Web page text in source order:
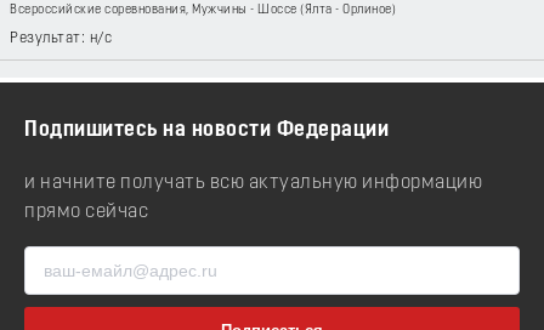
Всероссийские соревнования, Мужчины - Шоссе (Ялта - Орлиное)
н/с
Подпишитесь на новости Федерации
и начните получать всю актуальную информацию
прямо сейчас